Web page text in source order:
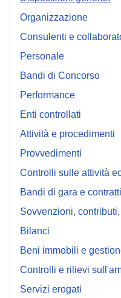
Organizzazione
Consulenti e
Personale
Bandi di Concorso
Performance
Enti controllati
Attività e procedimenti
Provvedimenti
Controlli sulle attività
Bandi di gara e contratti
Sovvenzioni,
Bilanci
Beni immobili e
Controlli e rilievi
Servizi erogati